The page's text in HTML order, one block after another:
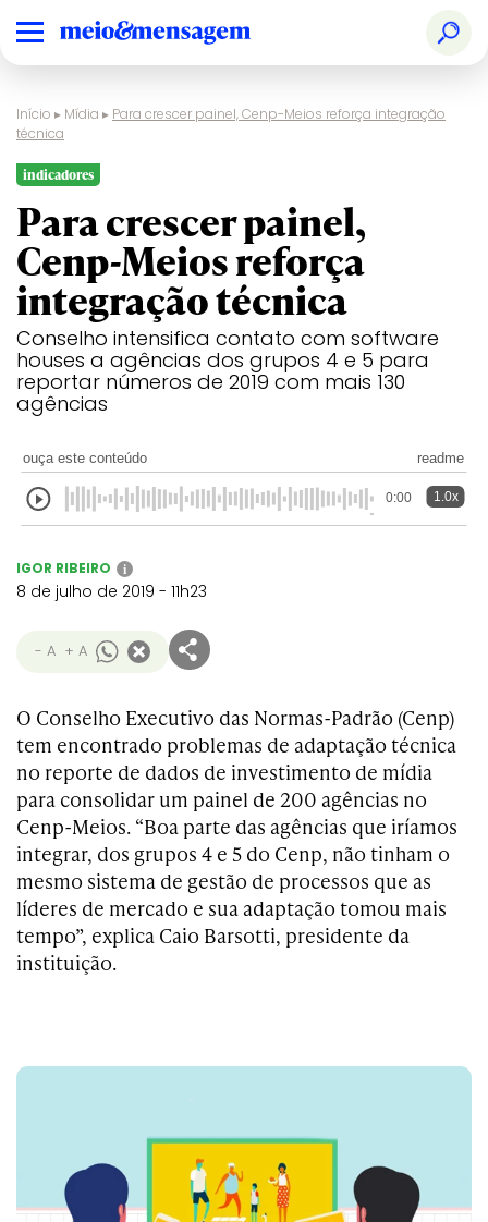
Início ▸ Mídia ▸ Para crescer painel, Cenp-Meios reforça integração
técnica
indicadores
Para crescer painel,
Cenp-Meios reforça
integração técnica
Conselho intensifica contato com software
houses a agências dos grupos 4 e 5 para
reportar números de 2019 com mais 130
agências
ouça este conteúdo readme
0:00 1.0x
IGOR RIBEIRO i
8 de julho de 2019 - 11h23
- A + A
O Conselho Executivo das Normas-Padrão (Cenp)
tem encontrado problemas de adaptação técnica
no reporte de dados de investimento de mídia
para consolidar um painel de 200 agências no
Cenp-Meios. “Boa parte das agências que iríamos
integrar, dos grupos 4 e 5 do Cenp, não tinham o
mesmo sistema de gestão de processos que as
líderes de mercado e sua adaptação tomou mais
tempo”, explica Caio Barsotti, presidente da
instituição.